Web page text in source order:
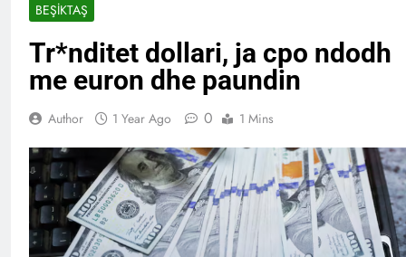
BEŞİKTAŞ
Tr*nditet dollari, ja cpo ndodh
me euron dhe paundin
Author 1 Year Ago 0 1 Mins